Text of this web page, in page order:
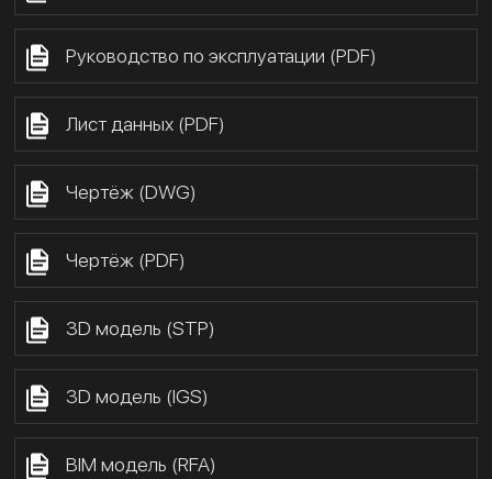
Руководство по эксплуатации (PDF)
Лист данных (PDF)
Чертёж (DWG)
Чертёж (PDF)
3D модель (STP)
3D модель (IGS)
BIM модель (RFA)